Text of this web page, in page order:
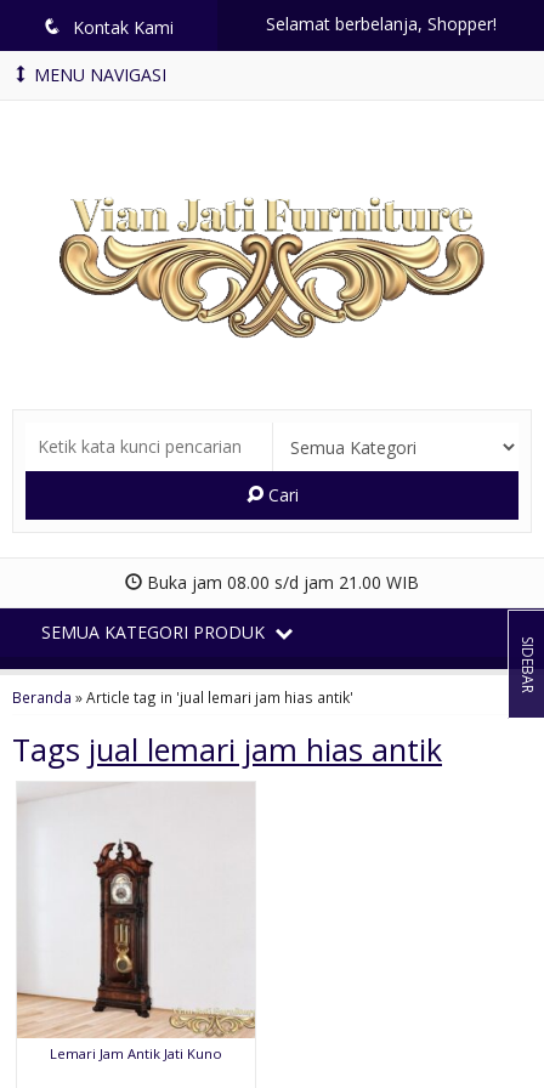
q Kontak Kami Selamat berbelanja, Shopper!
MENU NAVIGASI
Cari
Buka jam 08.00 s/d jam 21.00 WIB
SEMUA KATEGORI PRODUK
Beranda »Article tag in 'jual lemari jam hias antik'
Tags jual lemari jam hias antik
Lemari Jam Antik Jati Kuno
SIDEBAR